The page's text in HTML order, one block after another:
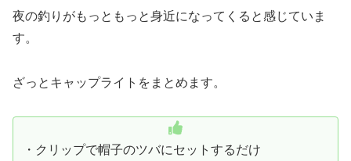
夜の釣りがもっともっと身近になってくると感じていま
す。
ざっとキャップライトをまとめます。
・クリップで帽子のツバにセットするだけ